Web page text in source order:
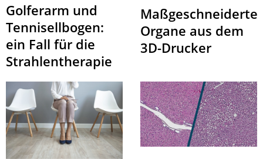
Golferarm und
Tennisellbogen:
ein Fall für die
Strahlentherapie
Maßgeschneiderte
Organe aus dem
3D-Drucker